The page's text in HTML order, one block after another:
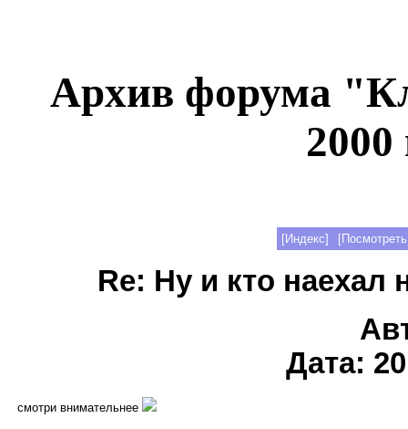
Архив форума
2000
[Индекс]
Re: Ну и кто наехал
Дата:
смотри внимательнее